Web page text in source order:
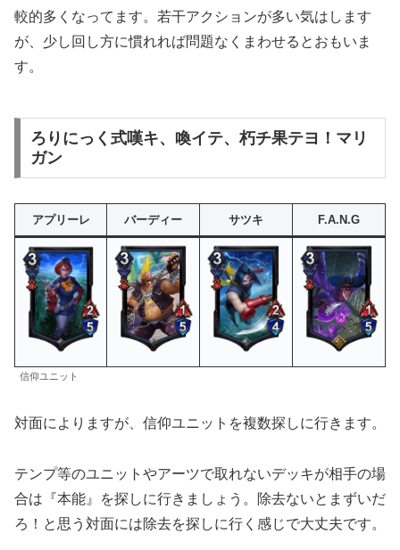
較的多くなってます。若干アクションが多い気はします
が、少し回し方に慣れれば問題なくまわせるとおもいま
す。
ろりにっく式嘆キ、喚イテ、朽チ果テヨ！マリ
ガン
アプリーレ バーディー サツキ F.A.N.G
信仰ユニット
対面によりますが、信仰ユニットを複数探しに行きます。
テンプ等のユニットやアーツで取れないデッキが相手の場
合は『本能』を探しに行きましょう。除去ないとまずいだ
ろ！と思う対面には除去を探しに行く感じで大丈夫です。